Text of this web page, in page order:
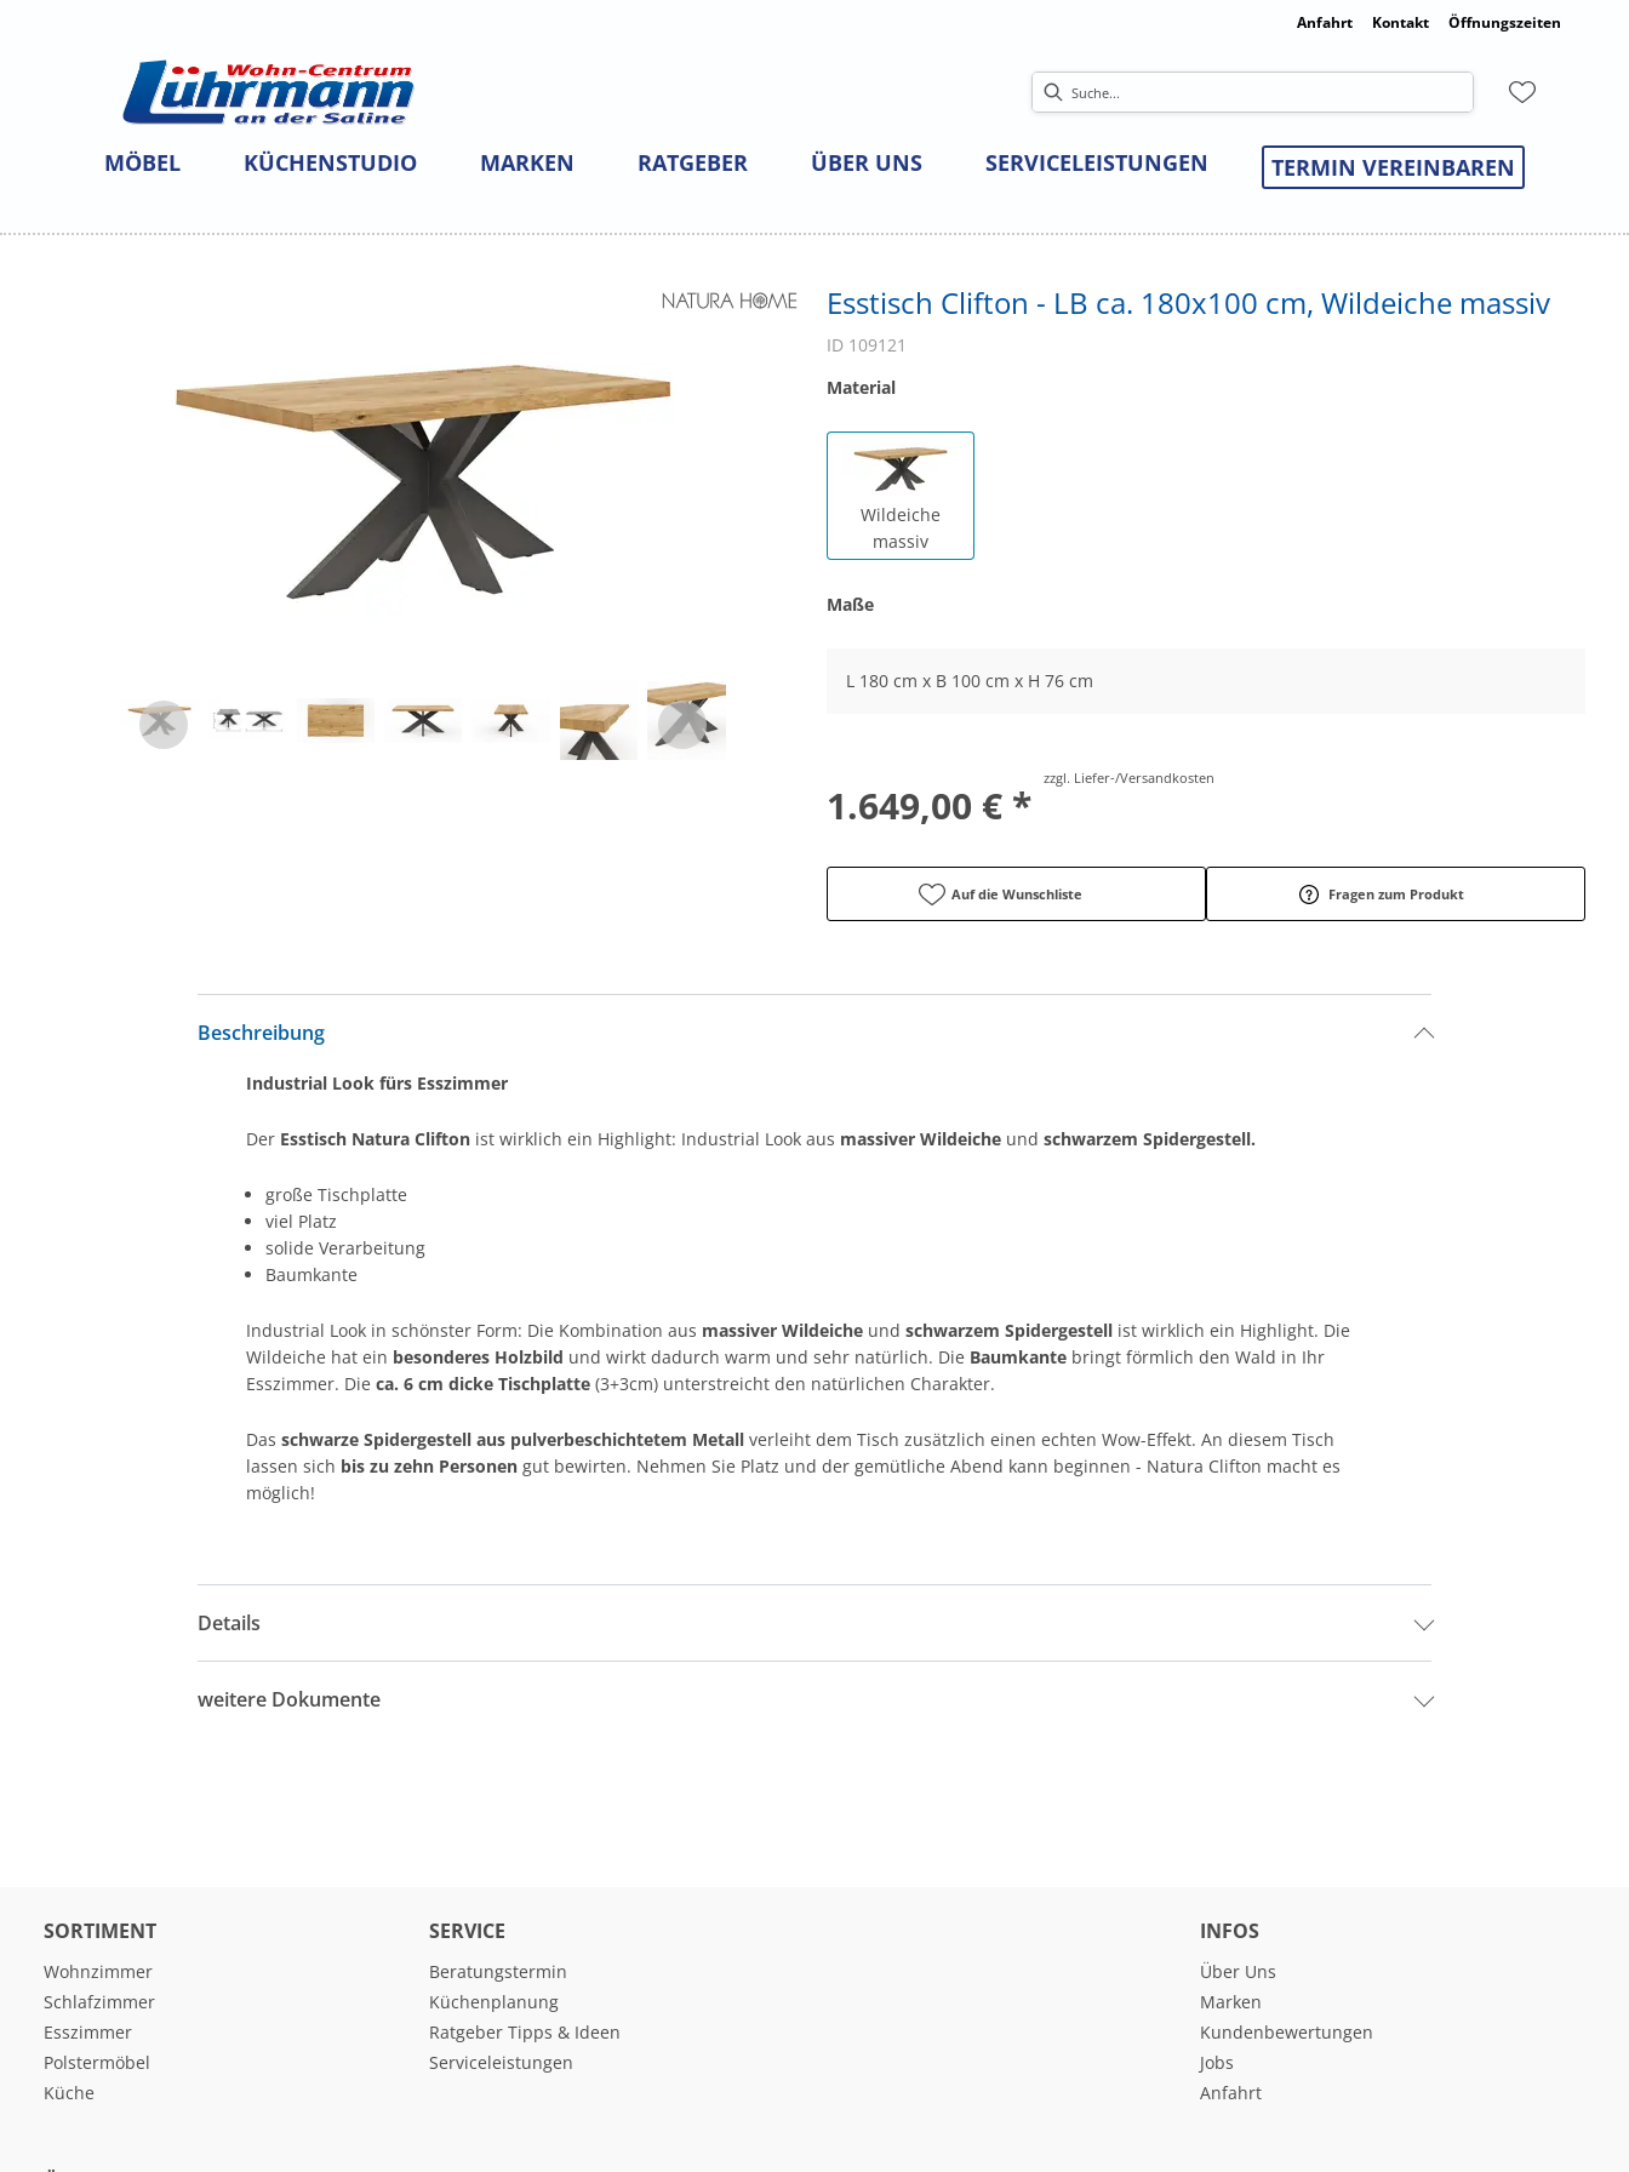
Anfahrt Kontakt Öffnungszeiten
MÖBEL KÜCHENSTUDIO MARKEN RATGEBER ÜBER UNS SERVICELEISTUNGEN TERMIN VEREINBAREN
Esstisch Clifton - LB ca. 180x100 cm, Wildeiche massiv
ID 109121
Material
Wildeiche
massiv
Maße
L 180 cm x B 100 cm x H 76 cm
1.649,00 € *
zzgl. Liefer-/Versandkosten
Auf die Wunschliste Fragen zum Produkt
Beschreibung
Industrial Look fürs Esszimmer
Der Esstisch Natura Clifton ist wirklich ein Highlight: Industrial Look aus massiver Wildeiche undschwarzem Spidergestell.
große Tischplatte
viel Platz
solide Verarbeitung
Baumkante
Industrial Look in schönster Form: Die Kombination aus massiver Wildeiche undschwarzem Spidergestell ist wirklich ein Highlight. Die
Wildeiche hat ein besonderes Holzbild und wirkt dadurch warm und sehr natürlich. Die Baumkante bringt förmlich den Wald in Ihr
Esszimmer. Dieca. 6 cm dicke Tischplatte (3+3cm) unterstreicht den natürlichen Charakter.
Dasschwarze Spidergestell aus pulverbeschichtetem Metallverleiht dem Tisch zusätzlich einen echten Wow-Effekt. An diesem Tisch
lassen sich bis zu zehn Personen gut bewirten. Nehmen Sie Platz und der gemütliche Abend kann beginnen - Natura Clifton macht es
möglich!
Details
weitere Dokumente
SORTIMENT
Wohnzimmer
Schlafzimmer
Esszimmer
Polstermöbel
Küche
SERVICE
Beratungstermin
Küchenplanung
Ratgeber Tipps & Ideen
Serviceleistungen
INFOS
Über Uns
Marken
Kundenbewertungen
Jobs
Anfahrt